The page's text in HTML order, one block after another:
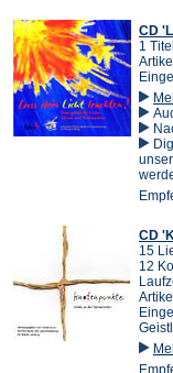
CD
1
CD
15
12